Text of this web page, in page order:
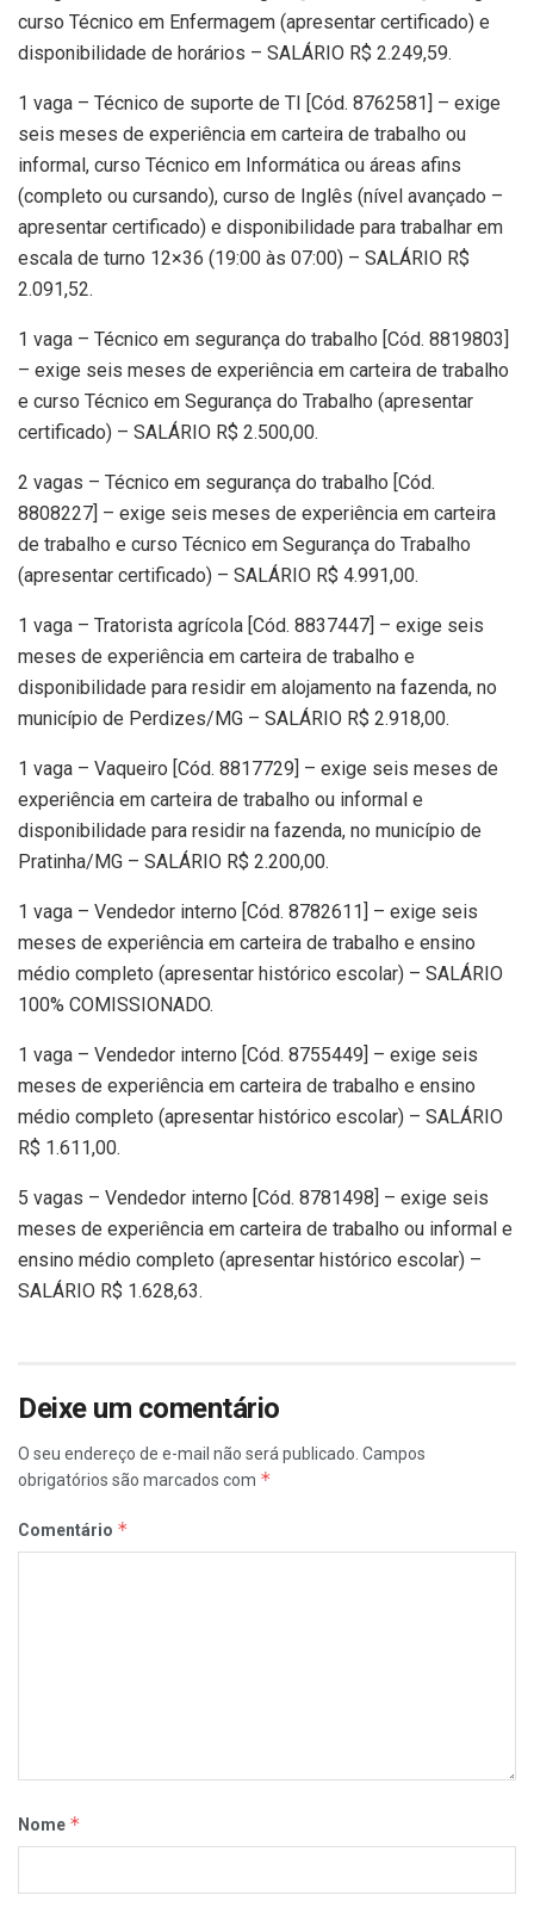
curso Técnico em Enfermagem (apresentar certificado) e
disponibilidade de horários – SALÁRIO R$ 2.249,59.
1 vaga – Técnico de suporte de TI [Cód. 8762581] – exige
seis meses de experiência em carteira de trabalho ou
informal, curso Técnico em Informática ou áreas afins
(completo ou cursando), curso de Inglês (nível avançado –
apresentar certificado) e disponibilidade para trabalhar em
escala de turno 12×36 (19:00 às 07:00) – SALÁRIO R$
2.091,52.
1 vaga – Técnico em segurança do trabalho [Cód. 8819803]
– exige seis meses de experiência em carteira de trabalho
e curso Técnico em Segurança do Trabalho (apresentar
certificado) – SALÁRIO R$ 2.500,00.
2 vagas – Técnico em segurança do trabalho [Cód.
8808227] – exige seis meses de experiência em carteira
de trabalho e curso Técnico em Segurança do Trabalho
(apresentar certificado) – SALÁRIO R$ 4.991,00.
1 vaga – Tratorista agrícola [Cód. 8837447] – exige seis
meses de experiência em carteira de trabalho e
disponibilidade para residir em alojamento na fazenda, no
município de Perdizes/MG – SALÁRIO R$ 2.918,00.
1 vaga – Vaqueiro [Cód. 8817729] – exige seis meses de
experiência em carteira de trabalho ou informal e
disponibilidade para residir na fazenda, no município de
Pratinha/MG – SALÁRIO R$ 2.200,00.
1 vaga – Vendedor interno [Cód. 8782611] – exige seis
meses de experiência em carteira de trabalho e ensino
médio completo (apresentar histórico escolar) – SALÁRIO
100% COMISSIONADO.
1 vaga – Vendedor interno [Cód. 8755449] – exige seis
meses de experiência em carteira de trabalho e ensino
médio completo (apresentar histórico escolar) – SALÁRIO
R$ 1.611,00.
5 vagas – Vendedor interno [Cód. 8781498] – exige seis
meses de experiência em carteira de trabalho ou informal e
ensino médio completo (apresentar histórico escolar) –
SALÁRIO R$ 1.628,63.
Deixe um comentário
O seu endereço de e-mail não será publicado. Campos
obrigatórios são marcados com *
Comentário *
Nome *